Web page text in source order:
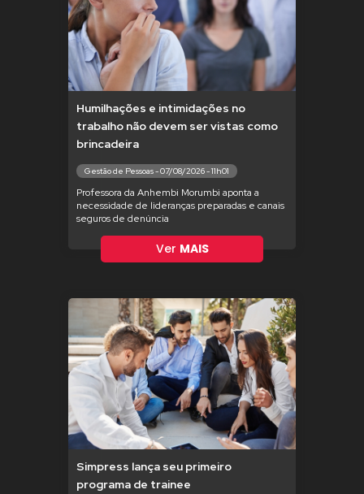
Humilhações e intimidações no
trabalho não devem ser vistas como
brincadeira
Gestão de Pessoas - 07/08/2026 - 11h01
Professora da Anhembi Morumbi aponta a
necessidade de lideranças preparadas e canais
seguros de denúncia
Ver MAIS
Simpress lança seu primeiro
programa de trainee